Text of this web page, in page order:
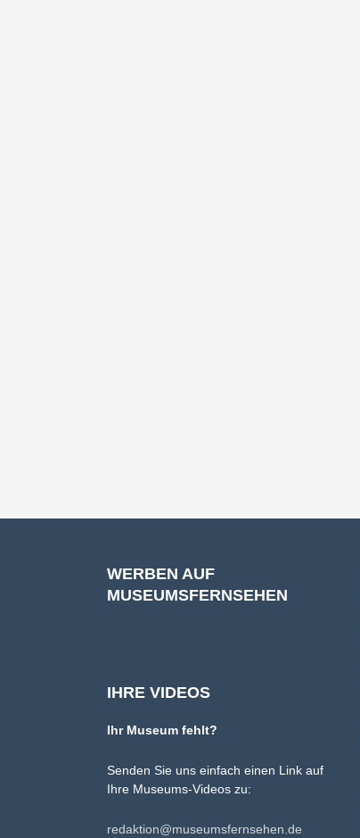
WERBEN AUF
MUSEUMSFERNSEHEN
IHRE VIDEOS
Ihr Museum fehlt?
Senden Sie uns einfach einen Link auf
Ihre Museums-Videos zu:
redaktion@museumsfernsehen.de